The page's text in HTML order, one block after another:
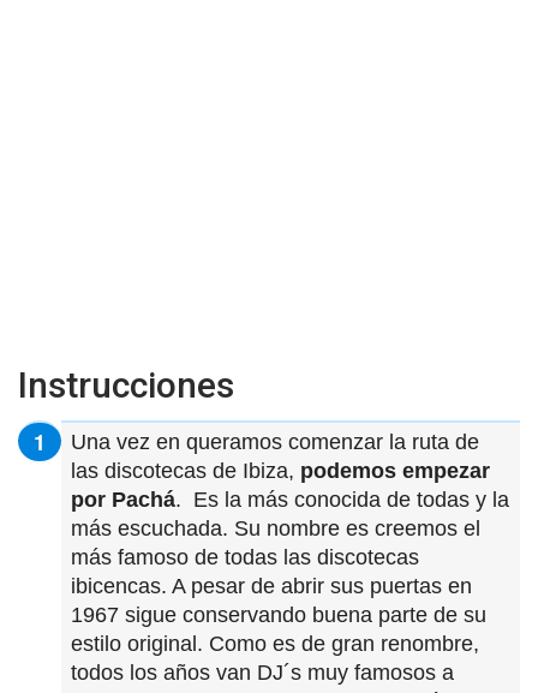
Instrucciones
Una vez en queramos comenzar la ruta de
las discotecas de Ibiza, podemos empezar
por Pachá. Es la más conocida de todas y la
más escuchada. Su nombre es creemos el
más famoso de todas las discotecas
ibicencas. A pesar de abrir sus puertas en
1967 sigue conservando buena parte de su
estilo original. Como es de gran renombre,
todos los años van DJ´s muy famosos a